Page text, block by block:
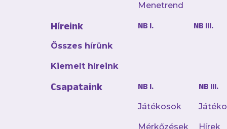
Menetrend
Híreink
Összes hírünk
Kiemelt híreink
NB I. NB III.
Csapataink NB I.
Játékosok
Mérkőzések
NB III.
Hírek
Először
meccsén
az előző idény
és már zsinórban